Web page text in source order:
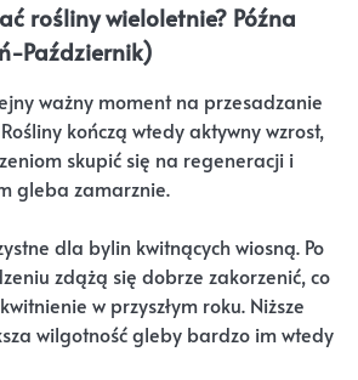
rośliny wieloletnie? Późna
Październik)
ważny moment na przesadzanie
kończą wtedy aktywny wzrost,
skupić się na regeneracji i
gleba zamarznie.
dla bylin kwitnących wiosną. Po
zdążą się dobrze zakorzenić, co
w przyszłym roku. Niższe
wilgotność gleby bardzo im wtedy